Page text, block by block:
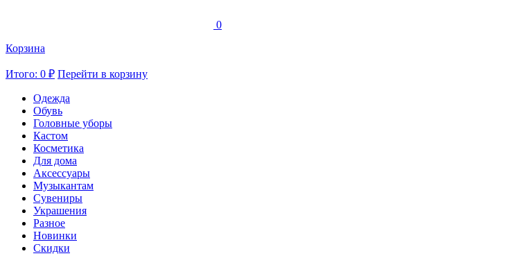
0
Корзина
Итого: 0 ₽ Перейти в корзину
Одежда
Обувь
Головные уборы
Кастом
Косметика
Для дома
Аксессуары
Музыкантам
Сувениры
Украшения
Разное
Новинки
Скидки